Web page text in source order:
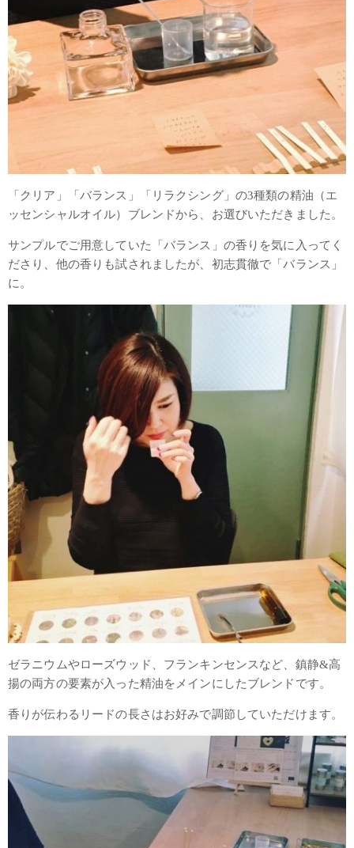
「クリア」「バランス」「リラクシング」の3種類の精油（エ
ッセンシャルオイル）ブレンドから、お選びいただきました。
サンプルでご用意していた「バランス」の香りを気に入ってく
ださり、他の香りも試されましたが、初志貫徹で「バランス」
に。
ゼラニウムやローズウッド、フランキンセンスなど、鎮静&高
揚の両方の要素が入った精油をメインにしたブレンドです。
香りが伝わるリードの長さはお好みで調節していただけます。